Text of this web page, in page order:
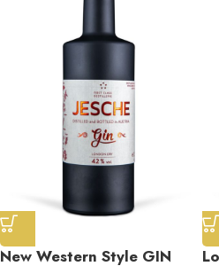
New Western Style GIN